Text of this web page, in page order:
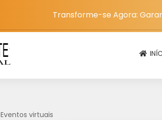
Transforme-se Agora:
Eventos virtuais